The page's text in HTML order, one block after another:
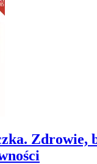
Zdrowie,